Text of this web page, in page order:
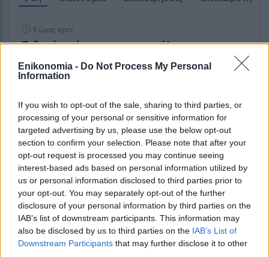
Enikonomia - Do Not Process My Personal
Information
If you wish to opt-out of the sale, sharing to third parties, or
processing of your personal or sensitive information for
targeted advertising by us, please use the below opt-out
section to confirm your selection. Please note that after your
opt-out request is processed you may continue seeing
interest-based ads based on personal information utilized by
us or personal information disclosed to third parties prior to
your opt-out. You may separately opt-out of the further
disclosure of your personal information by third parties on the
IAB’s list of downstream participants. This information may
also be disclosed by us to third parties on the IAB’s List of
Downstream Participants that may further disclose it to other
5 ώρες πριν
Ειδικό πρόγραμμα απασχόλησης της
ΔΥΠΑ για ανέργους με μισθό άνω των
1000 ευρώ: Ποιοι μπορούν να...
5 ώρες πριν
Δεκαπενταύγουστος 2026: Ποιοι θα
λάβουν τα περισσότερα χρήματα
6 ώρες πριν
Τουρισμός για Όλους: Ποιοι ΑΦΜ
μπορούν να υποβάλουν αίτηση σήμερα –
Βήμα βήμα η διαδικασία